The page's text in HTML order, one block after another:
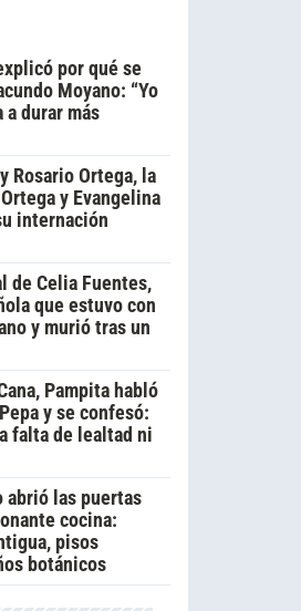
por qué se
Moyano: “Yo
a durar más
Rosario Ortega, la
y Evangelina
internación
de Celia Fuentes,
que estuvo con
y murió tras un
Pampita habló
y se confesó:
falta de lealtad ni
abrió las puertas
cocina:
pisos
botánicos